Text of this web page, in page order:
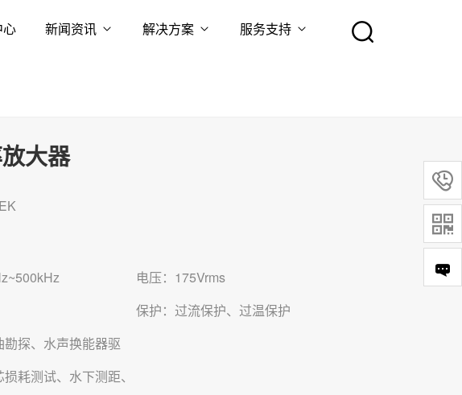
心 新闻资讯 解决方案 服务支持
大器
电压：175Vrms
保护：过流保护、过温保护
探、水声换能器驱
耗测试、水下测距、

